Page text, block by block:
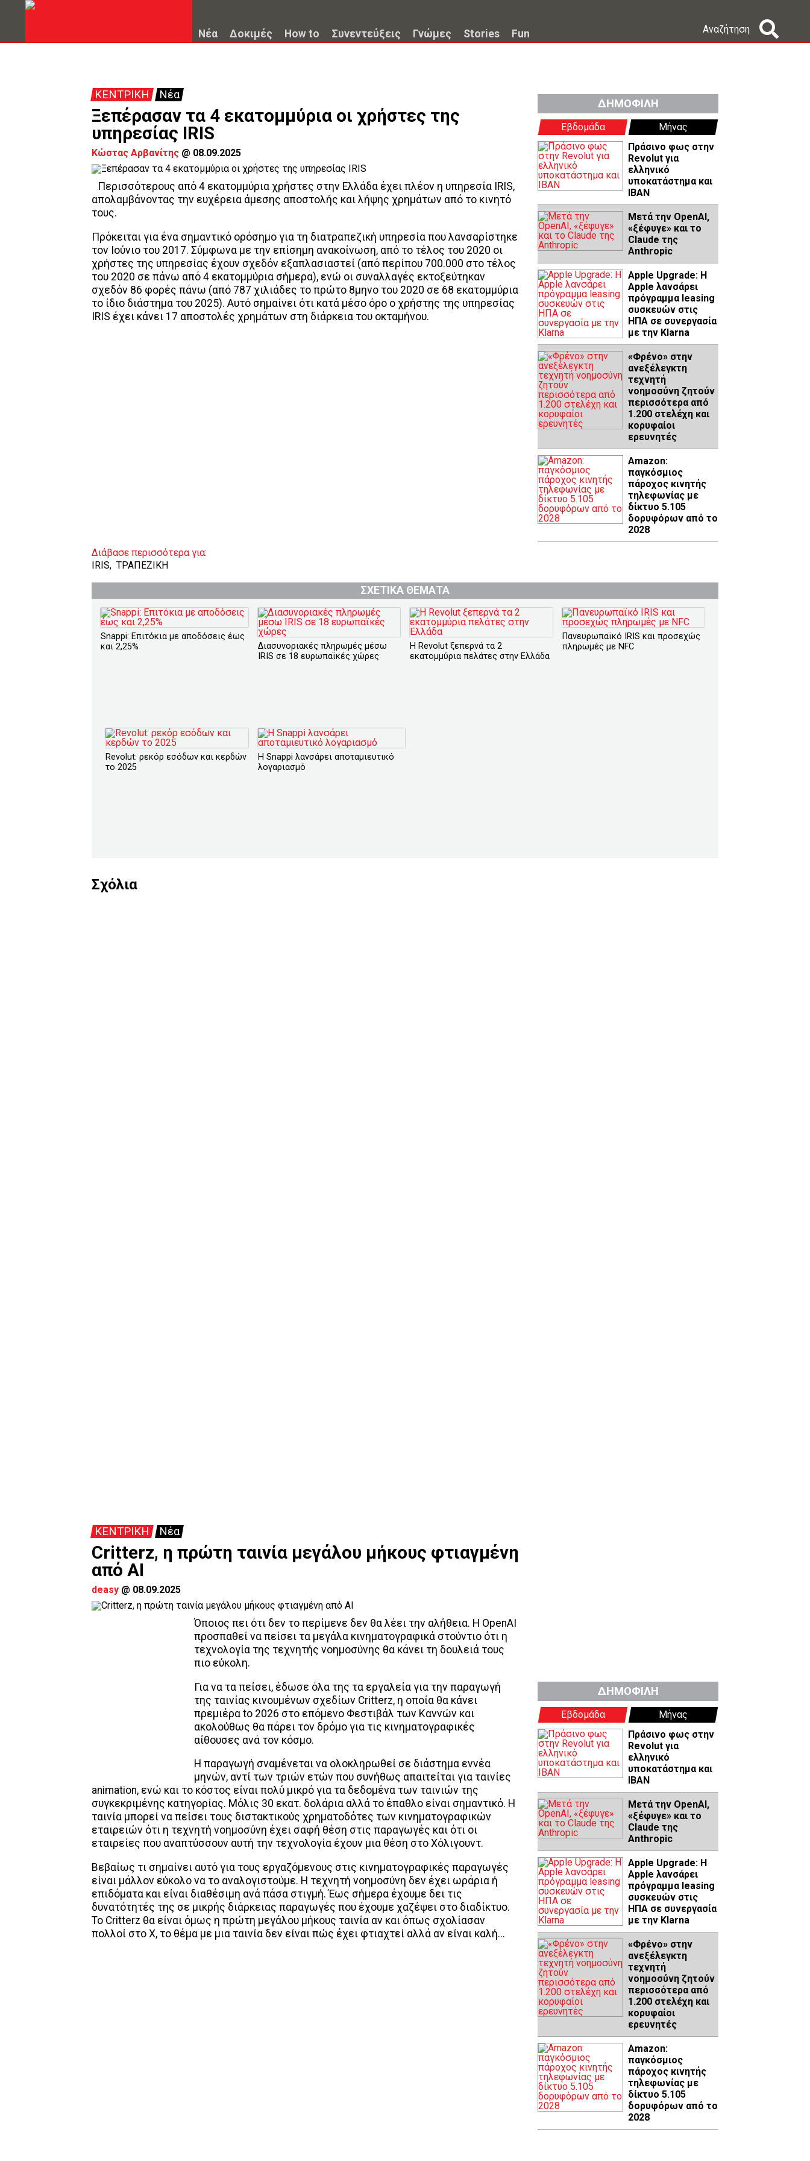
Νέα Δοκιμές How to Συνεντεύξεις Γνώμες Stories Fun Αναζήτηση
ΚΕΝΤΡΙΚΗ Νέα
Ξεπέρασαν τα 4 εκατομμύρια οι χρήστες της
υπηρεσίας IRIS
Κώστας Αρβανίτης @ 08.09.2025
Περισσότερους από 4 εκατομμύρια χρήστες στην Ελλάδα έχει πλέον η υπηρεσία IRIS,
απολαμβάνοντας την ευχέρεια άμεσης αποστολής και λήψης χρημάτων από το κινητό
τους.
Πρόκειται για ένα σημαντικό ορόσημο για τη διατραπεζική υπηρεσία που λανσαρίστηκε
τον Ιούνιο του 2017. Σύμφωνα με την επίσημη ανακοίνωση, από το τέλος του 2020 οι
χρήστες της υπηρεσίας έχουν σχεδόν εξαπλασιαστεί (από περίπου 700.000 στο τέλος
του 2020 σε πάνω από 4 εκατομμύρια σήμερα), ενώ οι συναλλαγές εκτοξεύτηκαν
σχεδόν 86 φορές πάνω (από 787 χιλιάδες το πρώτο 8μηνο του 2020 σε 68 εκατομμύρια
το ίδιο διάστημα του 2025). Αυτό σημαίνει ότι κατά μέσο όρο ο χρήστης της υπηρεσίας
IRIS έχει κάνει 17 αποστολές χρημάτων στη διάρκεια του οκταμήνου.
ΔΗΜΟΦΙΛΗ
Εβδομάδα
Μήνας
Πράσινο φως στην
Revolut για
ελληνικό
υποκατάστημα και
IBAN
Μετά την OpenAI,
«ξέφυγε» και το
Claude της
Anthropic
Apple Upgrade: Η
Apple λανσάρει
πρόγραμμα leasing
συσκευών στις
ΗΠΑ σε συνεργασία
με την Klarna
«Φρένο» στην
ανεξέλεγκτη
τεχνητή
νοημοσύνη ζητούν
περισσότερα από
1.200 στελέχη και
κορυφαίοι
ερευνητές
Amazon:
παγκόσμιος
πάροχος κινητής
τηλεφωνίας με
δίκτυο 5.105
δορυφόρων από το
2028
Διάβασε περισσότερα για:
IRIS, ΤΡΑΠΕΖΙΚΗ
ΣΧΕΤΙΚΑ ΘΕΜΑΤΑ
Snappi: Επιτόκια με αποδόσεις έως
και 2,25%
Διασυνοριακές πληρωμές μέσω
IRIS σε 18 ευρωπαϊκές χώρες
Η Revolut ξεπερνά τα 2
εκατομμύρια πελάτες στην Ελλάδα
Πανευρωπαϊκό IRIS και προσεχώς
πληρωμές με NFC
Revolut: ρεκόρ εσόδων και κερδών
το 2025
Η Snappi λανσάρει αποταμιευτικό
λογαριασμό
Σχόλια
ΚΕΝΤΡΙΚΗ Νέα
Critterz, η πρώτη ταινία μεγάλου μήκους φτιαγμένη
από ΑΙ
deasy @ 08.09.2025
Όποιος πει ότι δεν το περίμενε δεν θα λέει την αλήθεια. Η OpenAI
προσπαθεί να πείσει τα μεγάλα κινηματογραφικά στούντιο ότι η
τεχνολογία της τεχνητής νοημοσύνης θα κάνει τη δουλειά τους
πιο εύκολη.
Για να τα πείσει, έδωσε όλα της τα εργαλεία για την παραγωγή
της ταινίας κινουμένων σχεδίων Critterz, η οποία θα κάνει
πρεμιέρα to 2026 στο επόμενο Φεστιβάλ των Καννών και
ακολούθως θα πάρει τον δρόμο για τις κινηματογραφικές
αίθουσες ανά τον κόσμο.
Η παραγωγή σναμένεται να ολοκληρωθεί σε διάστημα εννέα
μηνών, αντί των τριών ετών που συνήθως απαιτείται για ταινίες
animation, ενώ και το κόστος είναι πολύ μικρό για τα δεδομένα των ταινιών της
συγκεκριμένης κατηγορίας. Μόλις 30 εκατ. δολάρια αλλά το έπαθλο είναι σημαντικό. Η
ταινία μπορεί να πείσει τους διστακτικούς χρηματοδότες των κινηματογραφικών
εταιρειών ότι η τεχνητή νοημοσύνη έχει σαφή θέση στις παραγωγές και ότι οι
εταιρείες που αναπτύσσουν αυτή την τεχνολογία έχουν μια θέση στο Χόλιγουντ.
Βεβαίως τι σημαίνει αυτό για τους εργαζόμενους στις κινηματογραφικές παραγωγές
είναι μάλλον εύκολο να το αναλογιστούμε. Η τεχνητή νοημοσύνη δεν έχει ωράρια ή
επιδόματα και είναι διαθέσιμη ανά πάσα στιγμή. Έως σήμερα έχουμε δει τις
δυνατότητές της σε μικρής διάρκειας παραγωγές που έχουμε χαζέψει στο διαδίκτυο.
Το Critterz θα είναι όμως η πρώτη μεγάλου μήκους ταινία αν και όπως σχολίασαν
πολλοί στο Χ, το θέμα με μια ταινία δεν είναι πώς έχει φτιαχτεί αλλά αν είναι καλή...
ΔΗΜΟΦΙΛΗ
Εβδομάδα
Μήνας
Πράσινο φως στην
Revolut για
ελληνικό
υποκατάστημα και
IBAN
Μετά την OpenAI,
«ξέφυγε» και το
Claude της
Anthropic
Apple Upgrade: Η
Apple λανσάρει
πρόγραμμα leasing
συσκευών στις
ΗΠΑ σε συνεργασία
με την Klarna
«Φρένο» στην
ανεξέλεγκτη
τεχνητή
νοημοσύνη ζητούν
περισσότερα από
1.200 στελέχη και
κορυφαίοι
ερευνητές
Amazon:
παγκόσμιος
πάροχος κινητής
τηλεφωνίας με
δίκτυο 5.105
δορυφόρων από το
2028